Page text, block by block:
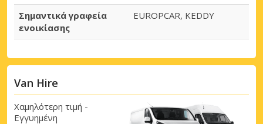
Σημαντικά γραφεία
ενοικίασης
EUROPCAR, KEDDY
Van Hire
Χαμηλότερη τιμή -
Εγγυημένη